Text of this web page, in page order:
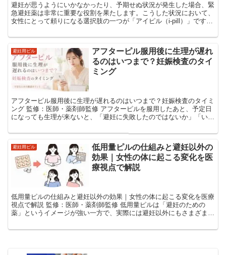
避妊が思うようにいかなかったり、予期せぬ状況が発生した場合、緊
急避妊薬は非常に重要な役割を果たします。こうした状況において、
女性にとって頼りになる選択肢の一つが「アイピル（i-pill）」です。
避妊用ピル
アフターピル服用後に生理が遅れ
るのはいつまで？妊娠検査のタイ
ミング
アフターピル服用後に生理が遅れるのはいつまで？妊娠検査のタイミ
ング 監修：医師・薬剤師監修 アフターピルを服用したあと、予定日
になっても生理が来ないと、「避妊に失敗したのではないか」「いつ
避妊用ピル
低用量ピルの仕組みと避妊以外の
効果｜女性の体に起こる変化を医
療視点で解説
低用量ピルの仕組みと避妊以外の効果｜女性の体に起こる変化を医療
視点で解説 監修：医師・薬剤師監修 低用量ピルは「避妊のための
薬」というイメージが強い一方で、実際には避妊以外にもさまざまな